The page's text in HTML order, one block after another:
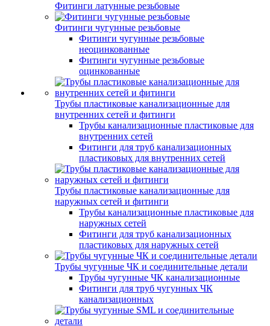
Фитинги латунные резьбовые
Фитинги чугунные резьбовые
Фитинги чугунные резьбовые
неоцинкованные
Фитинги чугунные резьбовые
оцинкованные
Трубы пластиковые канализационные для
внутренних сетей и фитинги
Трубы канализационные пластиковые для
внутренних сетей
Фитинги для труб канализационных
пластиковых для внутренних сетей
Трубы пластиковые канализационные для
наружных сетей и фитинги
Трубы канализационные пластиковые для
наружных сетей
Фитинги для труб канализационных
пластиковых для наружных сетей
Трубы чугунные ЧК и соединительные детали
Трубы чугунные ЧК канализационные
Фитинги для труб чугунных ЧК
канализационных